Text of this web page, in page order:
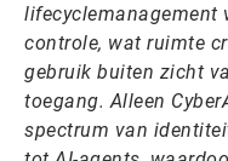
lifecyclemanagement
controle, wat ruimte
gebruik buiten zicht
toegang. Alleen
spectrum van